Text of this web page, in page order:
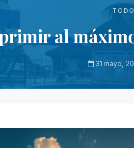
al
31 mayo,